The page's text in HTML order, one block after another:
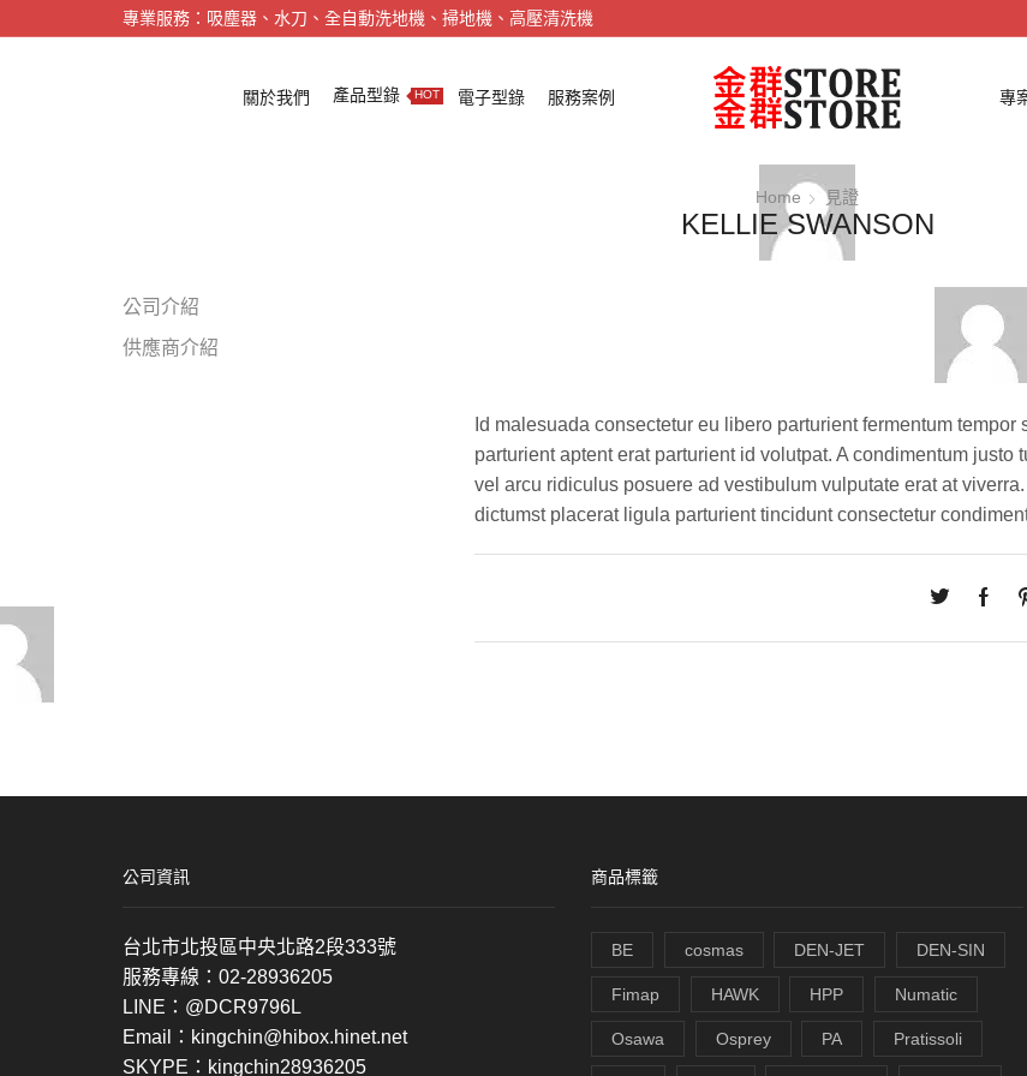
專業服務：吸塵器、水刀、全自動洗地機、掃地機、高壓清洗機
關於我們 產品型錄 HOT 電子型錄 服務案例 專
Home 見證
KELLIE SWANSON
Id malesuada consectetur eu libero parturient fermentum
parturient aptent erat parturient id volutpat. A condimentum
vel arcu ridiculus posuere ad vestibulum vulputate erat at
dictumst placerat ligula parturient tincidunt consectetur
公司介紹
供應商介紹
公司資訊
台北市北投區中央北路2段333號
服務專線：02-28936205
LINE：@DCR9796L
Email：kingchin@hibox.hinet.net
SKYPE：kingchin28936205
商品標籤
BE cosmas DEN-JET DEN-SIN
Fimap HAWK HPP Numatic
Osawa Osprey PA Pratissoli